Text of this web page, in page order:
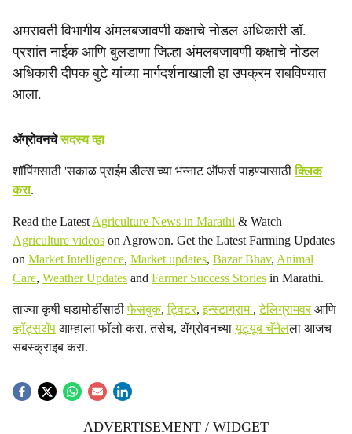
अमरावती विभागीय अंमलबजावणी कक्षाचे नोडल अधिकारी डॉ.
प्रशांत नाईक आणि बुलडाणा जिल्हा अंमलबजावणी कक्षाचे नोडल
अधिकारी दीपक बुटे यांच्या मार्गदर्शनाखाली हा उपक्रम राबविण्यात
आला.
ॲग्रोवनचेसदस्य व्हा
शॉपिंगसाठी 'सकाळ प्राईम डील्स'च्या भन्नाट ऑफर्स पाहण्यासाठीक्लिक
करा.
Read the Latest Agriculture News in Marathi & Watch
Agriculture videos on Agrowon. Get the Latest Farming Updates
on Market Intelligence, Market updates, Bazar Bhav, Animal
Care, Weather Updates and Farmer Success Stories in Marathi.
ताज्या कृषी घडामोडींसाठीफेसबुक,ट्विटर,इन्स्टाग्राम ,टेलिग्रामवरआणि
व्हॉट्सॲप आम्हाला फॉलो करा. तसेच, ॲग्रोवनच्यायूट्यूब चॅनेलला आजच
सबस्क्राइब करा.
ADVERTISEMENT / WIDGET